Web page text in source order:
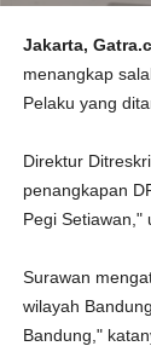
Jakarta,
menangkap
Pelaku yang
Direktur
penangkapan
Pegi Setiawan,"
Surawan
wilayah
Bandung,"